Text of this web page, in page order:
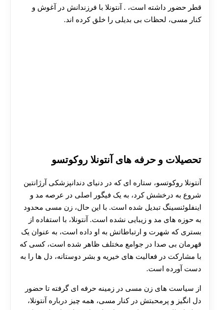
قطر حضور داشته است، . آنتونلا با فرزندانش در آغوش و
کنار مسی، لحظات بی‌ بدیلی را خلق کرده‌ اند.
تحصیلات و حرفه‌ های آنتونلا روکوتسو
آنتونلا روکوتسو، ستاره‌ ای که در دنیای دندانپزشکی آرژانتین
شروع به درخشش کرد، به یک فیگور اصلی در عرصه مد و
اینفلوئنسینگ تبدیل شده است. با این حال، زن مسی محدود
به حوزه‌ های مد و زیبایی نشده است. آنتونلا، با استفاده از
بستری که شهرت و ارتباطاتش به او داده است، به عنوان یک
قهرمان بی‌ صدا در جوامع مختلف ظاهر شده است، کسی که
با مشارکت در فعالیت‌ های خیریه و بشر دوستانه، دل‌ ها را به
دست آورده است.
از سیاست‌ های زن مسی در زمینه حرفه‌ ای گرفته تا حضور
دل‌ انگیز و پرمحبتش در کنار مسی، همه چیز درباره آنتونلا،